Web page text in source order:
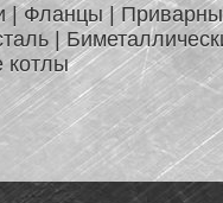
| Фланцы |
|
котлы